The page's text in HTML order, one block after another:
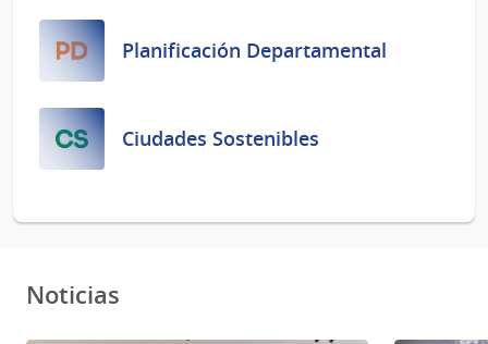
Planificación Departamental
Ciudades Sostenibles
Noticias